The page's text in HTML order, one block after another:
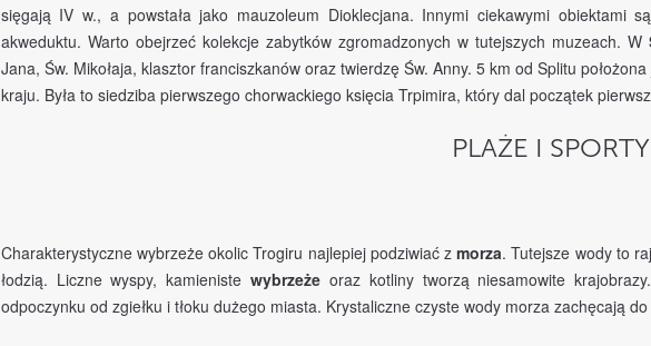
sięgają IV w., a powstała jako mauzoleum Dioklecjana. Innymi ciekawymi obiektami
akweduktu. Warto obejrzeć kolekcje zabytków zgromadzonych w tutejszych muzeach. W
Jana, Św. Mikołaja, klasztor franciszkanów oraz twierdzę Św. Anny. 5 km od Splitu
kraju. Była to siedziba pierwszego chorwackiego księcia Trpimira, który dal początek
PLAŻE I SPORTY
Charakterystyczne wybrzeże okolic Trogiru najlepiej podziwiać zmorza. Tutejsze wody to
łodzią. Liczne wyspy, kamienistewybrzeże oraz kotliny tworzą niesamowite
odpoczynku od zgiełku i tłoku dużego miasta. Krystaliczne czyste wody morza zachęcają